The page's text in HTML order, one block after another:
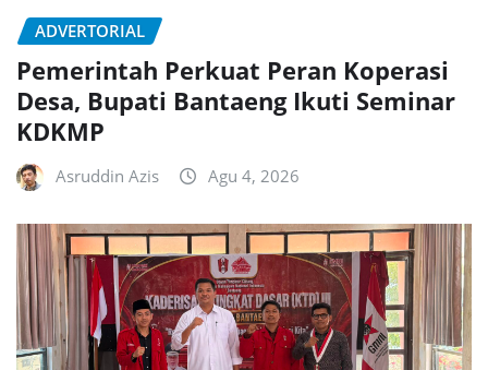
ADVERTORIAL
Pemerintah Perkuat Peran Koperasi
Desa, Bupati Bantaeng Ikuti Seminar
KDKMP
Asruddin Azis Agu 4, 2026